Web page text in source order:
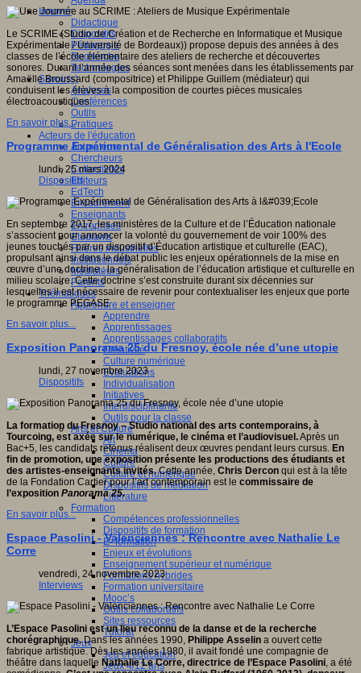
Innover
Didactique
Dispositifs
Pédagogie
Recherche
Technologies
Savoir(s)
Analyses
Conférences
Outils
Pratiques
Acteurs de l'éducation
Animateurs
Chercheurs
Collectivités
Editeurs
EdTech
Encadrement
Enseignants
Entreprises
Etudiants
Filières industrielles
Institutionnels
Médiateurs
Parents
Thématiques
Apprendre et enseigner
Apprendre
Apprentissages
Apprentissages collaboratifs
Créativité
Culture numérique
Evaluations
Individualisation
Initiatives
Interdisciplinarité
Outils pour la classe
Arts et Culture
Art
Cinéma
Culture
Culture et numérique
Dispositifs de médiation
Littérature
Formation
Compétences professionnelles
Dispositifs de formation
E- formation
Enjeux et évolutions
Enseignement supérieur et numérique
Formations hybrides
Formation universitaire
Mooc’s
Outils collaboratifs
Sites ressources
Tutorat
Jeux
Jeu et éducation
Jeux 4/12 ans
Le SCRIME (Studio de Création et de Recherche en Informatique et Musique
Expérimentale / Université de Bordeaux)) propose depuis des années à des
classes de l’école élémentaire des ateliers de recherche et découvertes
sonores. Durant l’année des séances sont menées dans les établissements par
Amaëlle Broussard (compositrice) et Philippe Guillem (médiateur) qui
conduisent les élèves à la composition de courtes pièces musicales
électroacoustiques.
En savoir plus...
Programme Expérimental de Généralisation des Arts à l'Ecole
lundi, 25 mars 2024
Dispositifs
En septembre 2017, les ministères de la Culture et de l’Éducation nationale
s’associent pour annoncer la volonté du gouvernement de voir 100% des
jeunes touchés par un dispositif d’Éducation artistique et culturelle (EAC),
propulsant ainsi dans le débat public les enjeux opérationnels de la mise en
œuvre d’une doctrine : la généralisation de l’éducation artistique et culturelle en
milieu scolaire. Cette doctrine s’est construite durant six décennies sur
lesquelles il est nécessaire de revenir pour contextualiser les enjeux que porte
le programme PEGASE
En savoir plus...
Exposition Panorama 25 du Fresnoy, école née d’une utopie
lundi, 27 novembre 2023
Dispositifs
La formation du Fresnoy – Studio national des arts contemporains, à
Tourcoing, est axée sur le numérique, le cinéma et l’audiovisuel.Après un
Bac+5, les candidats retenus réalisent deux œuvres pendant leurs cursus. En
fin de promotion, une exposition présente les productions des étudiants et
des artistes-enseignants invités.Cette année, Chris Dercon qui est à la tête
de la Fondation Cartier pour l’art contemporain est le commissaire de
l’exposition Panorama 25.
En savoir plus...
Espace Pasolini - Valenciennes : Rencontre avec Nathalie Le
Corre
vendredi, 24 novembre 2023
Interviews
L’Espace Pasolini est un lieu reconnu de la danse et de la recherche
chorégraphique.Dans les années 1990, Philippe Asselin a ouvert cette
fabrique artistique. Dès les années 1980, il avait fondé une compagnie de
théâtre dans laquelle Nathalie Le Corre, directrice de l’Espace Pasolini, a été